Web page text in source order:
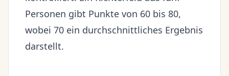
Personen gibt Punkte von 60 bis 80,
wobei 70 ein durchschnittliches Ergebnis
darstellt.